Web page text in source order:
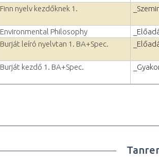
Finn nyelv kezdőknek 1.
Environmental Philosophy
Burját leíró nyelvtan 1. BA+Spec.
Burját kezdő 1. BA+Spec.